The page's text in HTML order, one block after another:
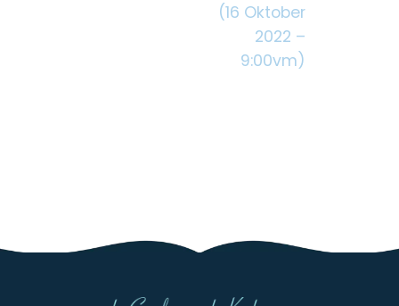
(16 Oktober
2022 –
9:00vm)